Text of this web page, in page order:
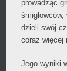
prowadząc
dzieli swój
coraz więcej
Jego wyniki